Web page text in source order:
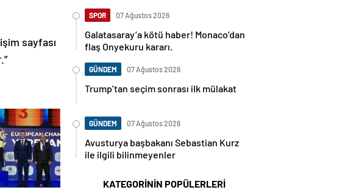
sayfası
SPOR 07 Ağustos 2026
Galatasaray’a kötü haber! Monaco’dan
flaş Onyekuru kararı.
GÜNDEM 07 Ağustos 2026
Trump’tan seçim sonrası ilk mülakat
GÜNDEM 07 Ağustos 2026
Avusturya başbakanı Sebastian Kurz
ile ilgili bilinmeyenler
KATEGORİNİN POPÜLERLERİ